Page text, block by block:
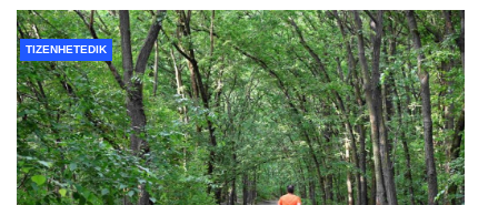
TIZENHETEDIK